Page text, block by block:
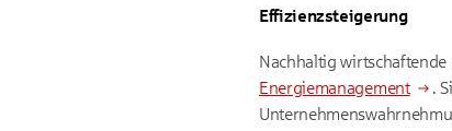
Effizienzsteigerung
Nachhaltig
Energiemanagement
.